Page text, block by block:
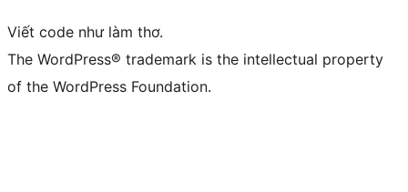
Viết code như làm thơ.
The WordPress® trademark is the intellectual property
of the WordPress Foundation.